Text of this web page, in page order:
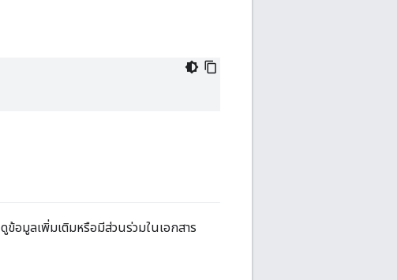
ดูข้อมูลเพิ่มเติมหรือมีส่วนร่วมในเอกสาร